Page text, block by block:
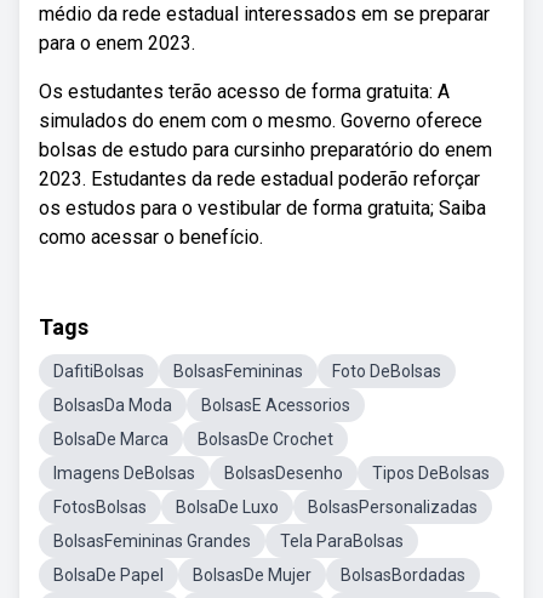
médio da rede estadual interessados em se preparar
para o enem 2023.
Os estudantes terão acesso de forma gratuita: A
simulados do enem com o mesmo. Governo oferece
bolsas de estudo para cursinho preparatório do enem
2023. Estudantes da rede estadual poderão reforçar
os estudos para o vestibular de forma gratuita; Saiba
como acessar o benefício.
Tags
DafitiBolsas BolsasFemininas
Foto DeBolsas
BolsasDa Moda
BolsasE Acessorios
BolsaDe Marca
BolsasDe Crochet
Imagens DeBolsas
BolsasDesenho
Tipos DeBolsas
FotosBolsas
BolsaDe Luxo
BolsasPersonalizadas
BolsasFemininas Grandes
Tela ParaBolsas
BolsaDe Papel
BolsasDe Mujer
BolsasBordadas